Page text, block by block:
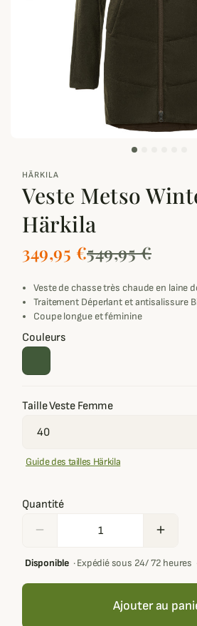
HÄRKILA
Veste Metso
Härkila
349,95 €549,95 €
Veste de chasse très chaude en laine
Traitement Déperlant et antisalissure
Coupe longue et féminine
Couleurs
Taille Veste Femme
Guide des tailles Härkila
Quantité
remove add
Disponible·Expédié sous 24/ 72 heures
Ajouter au